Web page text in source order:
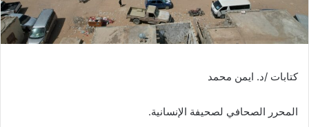
كتابات /د. ايمن محمد
المحرر الصحافي لصحيفة الإنسانية.